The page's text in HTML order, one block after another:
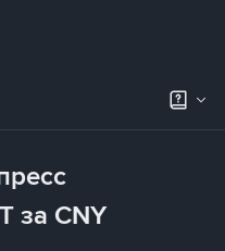
за CNY